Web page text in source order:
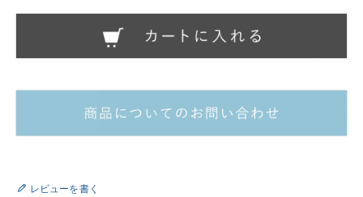
レビューを書く